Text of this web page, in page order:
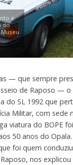
e
do
— que sempre
de Raposo — o
do SL 1992 que
Militar, com sede
viatura do BOPE
50 anos do
foi quem
nos